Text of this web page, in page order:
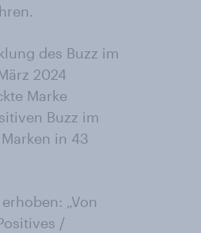
des Buzz im
2024
Marke
Buzz im
in 43
„Von
/